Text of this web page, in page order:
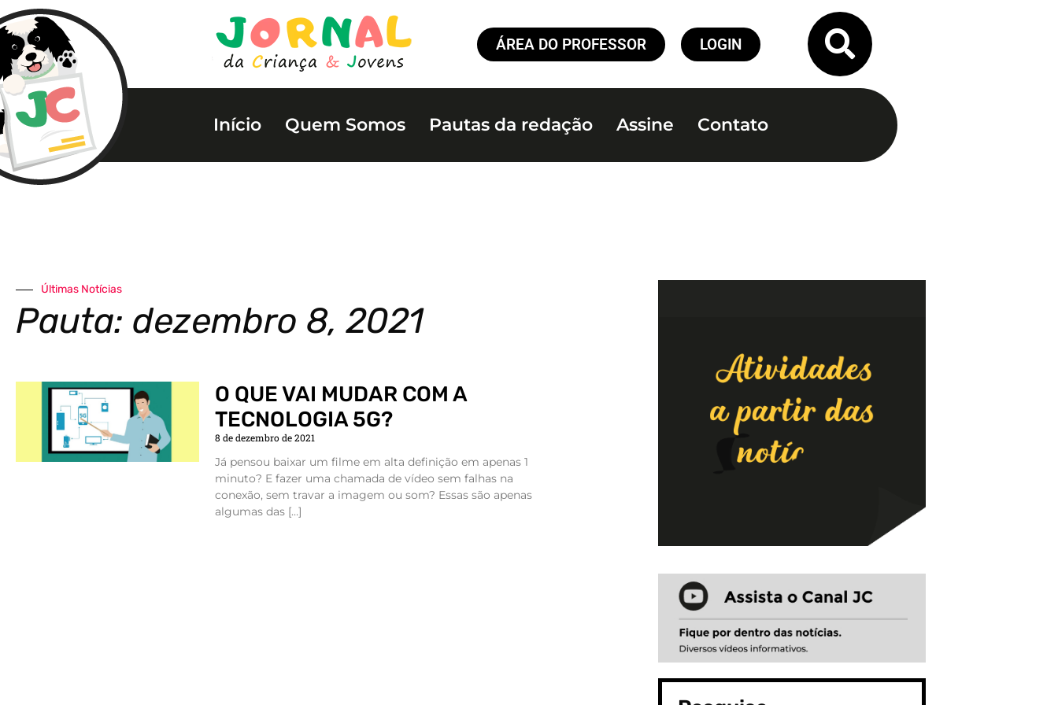
ÁREA DO PROFESSOR LOGIN
Início Quem Somos Pautas da redação Assine Contato
Últimas Notícias
Pauta: dezembro 8, 2021
O QUE VAI MUDAR COM A
TECNOLOGIA 5G?
8 de dezembro de 2021
Já pensou baixar um filme em alta definição em apenas 1
minuto? E fazer uma chamada de vídeo sem falhas na
conexão, sem travar a imagem ou som? Essas são apenas
algumas das […]